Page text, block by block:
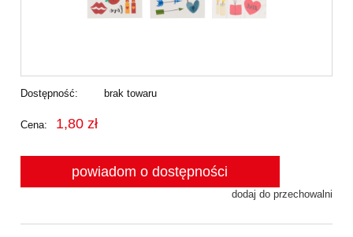
Dostępność: brak towaru
Cena: 1,80 zł
powiadom o dostępności
dodaj do przechowalni